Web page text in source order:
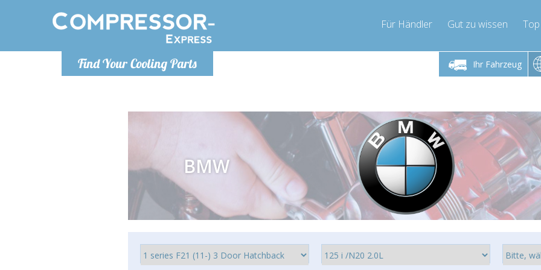
Find Your Cooling Parts
Für Händler Gut zu wissen
Ihr Fahrzeug
Montag bis Freitag 9-17 Uhr Montag bis Freitag 9-17 Uhr
info@compressor-express.de
Montag bis
BMW